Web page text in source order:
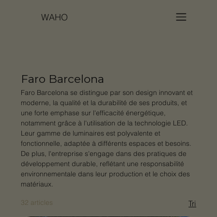
WAHO
Faro Barcelona
Faro Barcelona se distingue par son design innovant et
moderne, la qualité et la durabilité de ses produits, et
une forte emphase sur l'efficacité énergétique,
notamment grâce à l'utilisation de la technologie LED.
Leur gamme de luminaires est polyvalente et
fonctionnelle, adaptée à différents espaces et besoins.
De plus, l'entreprise s'engage dans des pratiques de
développement durable, reflétant une responsabilité
environnementale dans leur production et le choix des
matériaux.
32 articles Tri